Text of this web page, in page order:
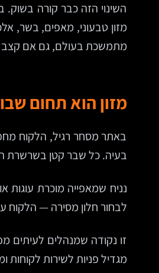
השינוי הזה כבר קורה בשוק.
מתמשכת בעולם, גם אם קצב
מזון הוא תחום
באתר מסחר רגיל, הלקוח
בעיה. כל שבר קטן בשרשרת
נניח שמאפייה מוכרת עוגות
לבחור חלון מסירה — הלקוח
זו נקודה שמנהלים לעיתים
מגדיל פניות לשירות לקוחות